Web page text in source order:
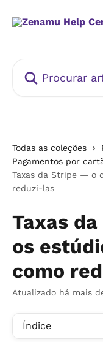
Todas as coleções
Pagamentos por
Taxas da Stripe — o
reduzi-las
Taxas
os
como
Atualizado há mais
Índice